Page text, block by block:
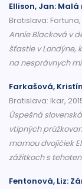
Ellison, Jan:
Bratislava: Fortuna,
Annie Blacková v
šťastie v Londýne,
na nesprávnych
Farkašová,
Bratislava: Ikar,
Úspešná
vtipných
mamou dvojičiek
zážitkoch s
Fentonová, Liz: